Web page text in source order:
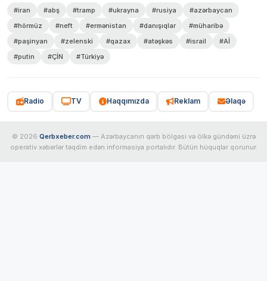
#iran #abş #tramp #ukrayna #rusiya
#azərbaycan
#hörmüz
#neft #ermənistan #danışıqlar
#müharibə
#paşinyan
#zelenski #qazax #atəşkəs #israil
#Aİ
#putin
#ÇİN #Türkiyə
Radio TV Haqqımızda Reklam Əlaqə
© 2026 Qerbxeber.com — Azərbaycanın qərb bölgəsi və ölkə gündəmi üzrə
operativ xəbərlər təqdim edən informasiya portalıdır. Bütün hüquqlar qorunur.